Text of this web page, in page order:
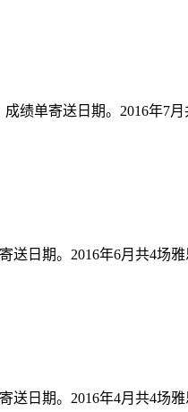
绩单寄送日期。2016年7
日期。2016年6月共4场
日期。2016年4月共4场